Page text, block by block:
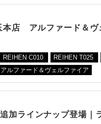
本店 アルファード＆ヴ
REIHEN C010 REIHEN T025
アルファード＆ヴェルファイア
加ラインナップ登場｜